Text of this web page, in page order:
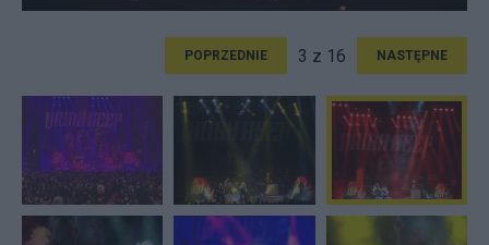
POPRZEDNIE 3 z 16 NASTĘPNE